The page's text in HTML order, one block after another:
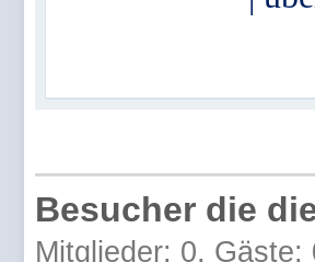
Besucher die
Mitglieder: 0,